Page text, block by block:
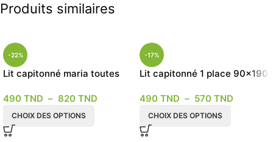
Produits similaires
-22%
Lit capitonné maria toutes
490 TND – 820 TND
CHOIX DES OPTIONS
-17%
Lit capitonné 1 place 90×190
modèle Ambiance
490 TND – 570 TND
CHOIX DES OPTIONS